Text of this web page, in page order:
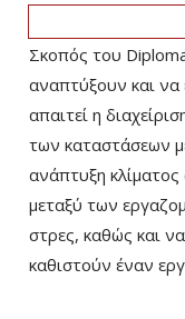
Σκοπός του
αναπτύξουν και να
απαιτεί η
των καταστάσεων
ανάπτυξη
μεταξύ των
στρες, καθώς και
καθιστούν έναν